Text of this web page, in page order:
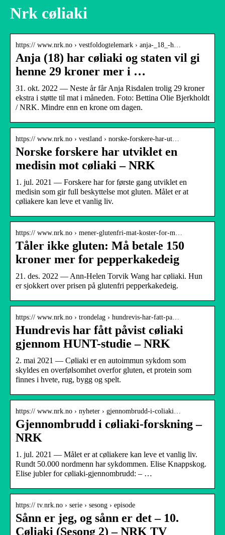
Nrk cøliaki
https:// www.nrk.no › vestfoldogtelemark › anja-_18_-h…
Anja (18) har cøliaki og staten vil gi
henne 29 kroner mer i …
31. okt. 2022 — Neste år får Anja Risdalen trolig 29 kroner
ekstra i støtte til mat i måneden. Foto: Bettina Olie Bjerkholdt
/ NRK. Mindre enn en krone om dagen.
https:// www.nrk.no › vestland › norske-forskere-har-ut…
Norske forskere har utviklet en
medisin mot cøliaki – NRK
1. jul. 2021 — Forskere har for første gang utviklet en
medisin som gir full beskyttelse mot gluten. Målet er at
cøliakere kan leve et vanlig liv.
https:// www.nrk.no › mener-glutenfri-mat-koster-for-m…
Tåler ikke gluten: Må betale 150
kroner mer for pepperkakedeig
21. des. 2022 — Ann-Helen Torvik Wang har cøliaki. Hun
er sjokkert over prisen på glutenfri pepperkakedeig.
https:// www.nrk.no › trondelag › hundrevis-har-fatt-pa…
Hundrevis har fått påvist cøliaki
gjennom HUNT-studie – NRK
2. mai 2021 — Cøliaki er en autoimmun sykdom som
skyldes en overfølsomhet overfor gluten, et protein som
finnes i hvete, rug, bygg og spelt.
https:// www.nrk.no › nyheter › gjennombrudd-i-coliaki…
Gjennombrudd i cøliaki-forskning –
NRK
1. jul. 2021 — Målet er at cøliakere kan leve et vanlig liv.
Rundt 50.000 nordmenn har sykdommen. Elise Knappskog.
Elise jubler for cøliaki-gjennombrudd: – …
https:// tv.nrk.no › serie › sesong › episode
Sånn er jeg, og sånn er det – 10.
Cøliaki (Sesong 2) – NRK TV